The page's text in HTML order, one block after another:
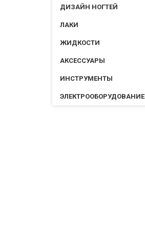
ДИЗАЙН НОГТЕЙ
ЛАКИ
ЖИДКОСТИ
АКСЕССУАРЫ
ИНСТРУМЕНТЫ
ЭЛЕКТРООБОРУДОВАНИЕ